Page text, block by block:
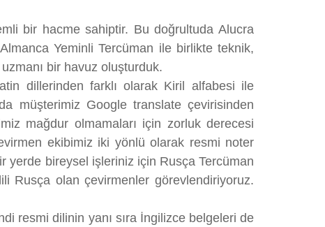
bir hacme sahiptir. Bu doğrultuda Alucra
Yeminli Tercüman ile birlikte teknik,
bir havuz oluşturduk.
dillerinden farklı olarak Kiril alfabesi ile
müşterimiz Google translate çevirisinden
mağdur olmamaları için zorluk derecesi
ekibimiz iki yönlü olarak resmi noter
yerde bireysel işleriniz için Rusça Tercüman
Rusça olan çevirmenler görevlendiriyoruz.
resmi dilinin yanı sıra İngilizce belgeleri de